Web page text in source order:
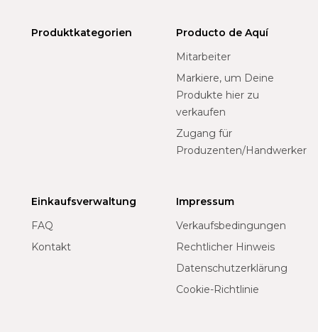
Produktkategorien
Producto de Aquí
Mitarbeiter
Markiere, um Deine
Produkte hier zu
verkaufen
Zugang für
Produzenten/Handwerker
Einkaufsverwaltung
FAQ
Kontakt
Impressum
Verkaufsbedingungen
Rechtlicher Hinweis
Datenschutzerklärung
Cookie-Richtlinie